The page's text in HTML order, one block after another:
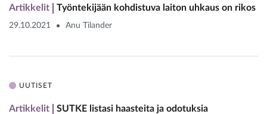
Artikkelit Työntekijään kohdistuva laiton uhkaus on rikos
29.10.2021 Anu Tilander
UUTISET
Artikkelit SUTKE listasi haasteita ja odotuksia